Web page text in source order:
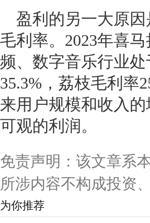
盈利的另一大原
毛利率。2023年喜
频、数字音乐行业
35.3%，荔枝毛利率
来用户规模和收入
可观的利润。
免责声明：该文章系
所涉内容不构成投资
为你推荐